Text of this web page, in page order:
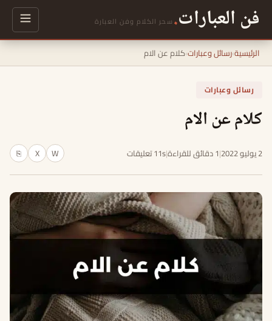
فن العبارات. سحر الكلام وفن العبارة
الرئيسية›رسائل وعبارات›كلام عن الام
رسائل وعبارات
كلام عن الام
2 يوليو 2022 |1 دقائق للقراءة |11s تعليقات W
X
⎘